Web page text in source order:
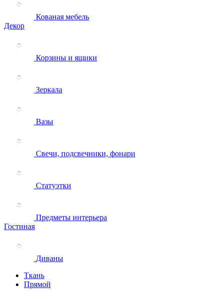
Кованая мебель
Декор
Корзины и ящики
Зеркала
Вазы
Свечи, подсвечники, фонари
Статуэтки
Предметы интерьера
Гостиная
Диваны
Ткань
Прямой